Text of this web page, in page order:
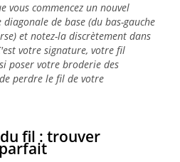
vous commencez un nouvel
de base (du bas-gauche
et notez-la discrètement dans
votre signature, votre fil
poser votre broderie des
perdre le fil de votre
fil : trouver